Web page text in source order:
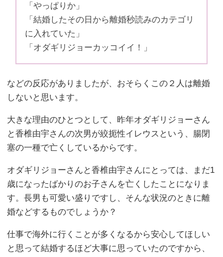
「やっぱりか」
「結婚したその日から離婚秒読みのカテゴリ
に入れていた」
「オダギリジョーカッコイイ！」
などの反応がありましたが、おそらくこの２人は離婚
しないと思います。
大きな理由のひとつとして、昨年オダギリジョーさん
と香椎由宇さんの次男が絞扼性イレウスという、腸閉
塞の一種で亡くしているからです。
オダギリジョーさんと香椎由宇さんにとっては、まだ1
歳になったばかりのお子さんを亡くしたことになりま
す。長男も可愛い盛りですし、そんな状況のときに離
婚などするものでしょうか？
仕事で海外に行くことが多くなるから安心してほしい
と思って結婚するほど大事に思っていたのですから、